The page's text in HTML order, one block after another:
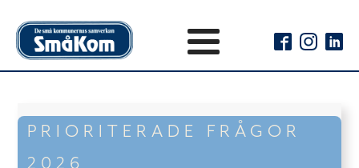
PRIORITERADE FRÅGOR
2026